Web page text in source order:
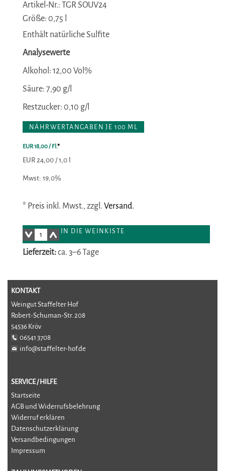
Artikel-Nr.: TGR SOUV24
Größe: 0,75 l
Enthält natürliche Sulfite
Analysewerte
Alkohol: 12,00 Vol%
Säure: 7,90 g/l
Restzucker: 0,10 g/l
NÄHRWERTANGABEN JE 100 ML
EUR 18,00/ Fl.*
EUR 24,00 / 1,0 l
Mwst: 19,0%
* Preis inkl. Mwst., zzgl. Versand.
IN DIE WEINKISTE
Lieferzeit:ca. 3–6 Tage
KONTAKT
Weingut Staffelter Hof
Robert-Schuman-Str. 208
54536 Kröv
06541 3708
info@staffelter-hof.de
SERVICE / HILFE
Startseite
AGB und Widerrufsbelehrung
Widerruf erklären
Datenschutzerklärung
Versandbedingungen
Impressum